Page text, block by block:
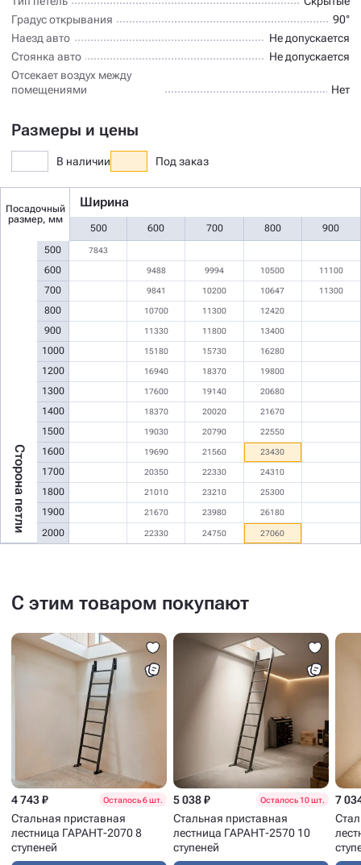
Градус открывания
90°
Наезд авто
Не допускается
Стоянка авто
Не допускается
Отсекает воздух между
помещениями
Нет
Размеры и цены
В наличии Под заказ
Посадочный
размер, мм
Ширина
500 600 700 800 900
Сторона петли
500
600
700
800
900
1000
1200
1300
1400
1500
1600
1700
1800
1900
2000
7843
9488 9994 10500 11100
9841 10200 10647 11300
10700 11300 12420
11330 11800 13400
15180 15730 16280
16940 18370 19800
17600 19140 20680
18370 20020 21670
19030 20790 22550
19690 21560 23430
20350 22330 24310
21010 23210 25300
21670 23980 26180
22330 24750 27060
С этим товаром покупают
4 743 ₽ Осталось 6 шт.
Стальная приставная
лестница ГАРАНТ-2070 8
ступеней
5 038 ₽ Осталось 10 шт.
Стальная приставная
лестница ГАРАНТ-2570 10
ступеней
7